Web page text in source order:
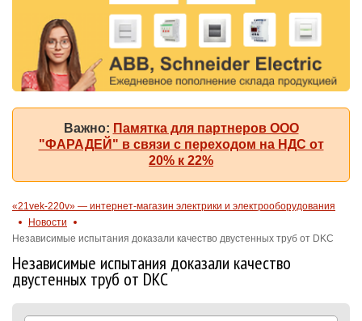
Важно: Памятка для партнеров ООО
"ФАРАДЕЙ" в связи с переходом на НДС от
20% к 22%
«21vek-220v» — интернет-магазин электрики и электрооборудования
Новости
Независимые испытания доказали качество двустенных труб от DKC
Независимые испытания доказали качество
двустенных труб от DKC